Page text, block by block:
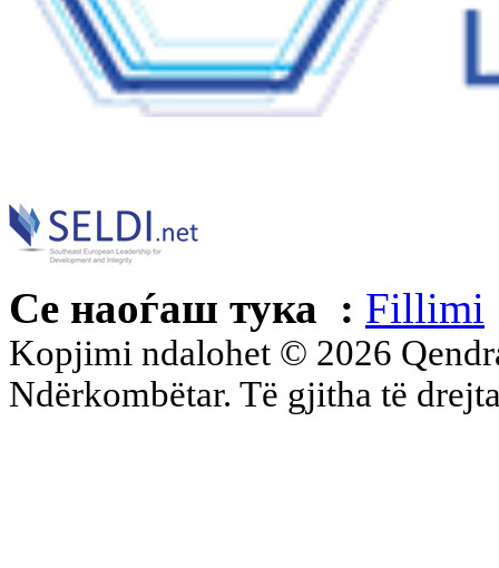
Се наоѓаш тука : Fillimi
Kopjimi ndalohet © 2026
Ndërkombëtar. Të gjitha të